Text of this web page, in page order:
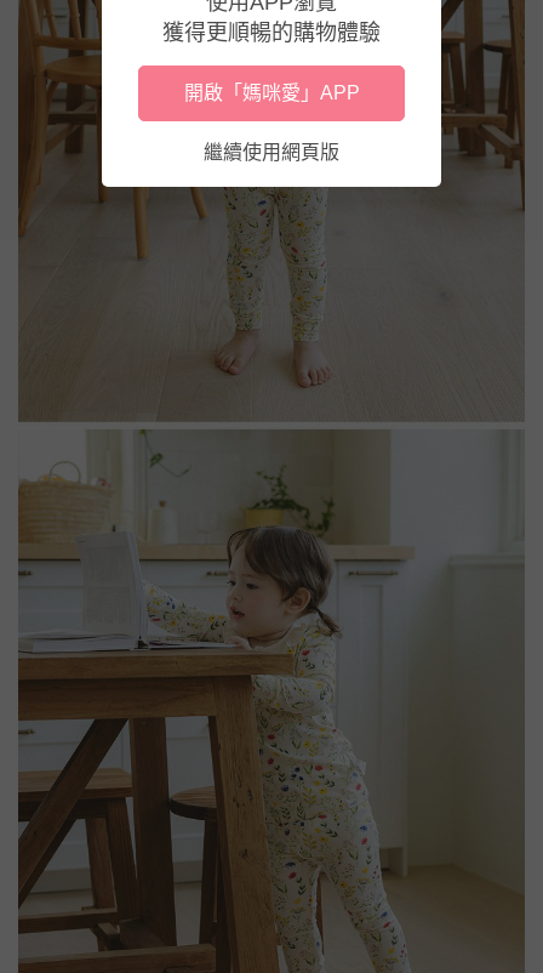
獲得更順暢的購物體驗
開啟「媽咪愛」APP
繼續使用網頁版